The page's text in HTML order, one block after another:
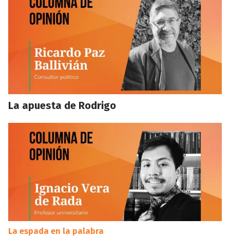
La apuesta de Rodrigo
La espada en la palabra